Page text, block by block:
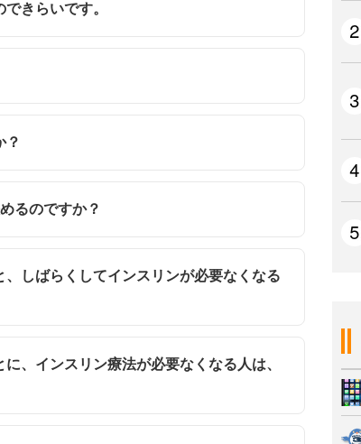
きらいです。
？
るのですか？
しばらくしてインスリンが必要なくなる
、インスリン療法が必要なくなる人は、